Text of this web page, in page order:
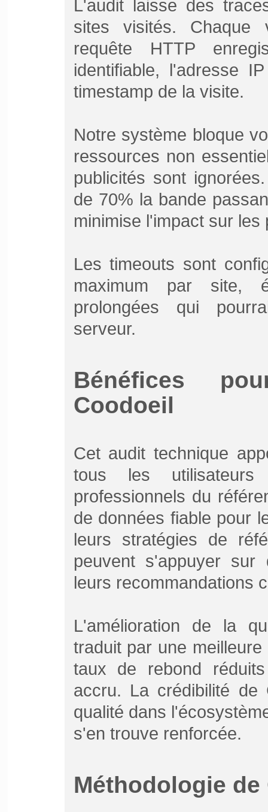
L'audit laisse des
sites visités. Chaque
requête HTTP
identifiable, l'adresse
timestamp de la visite.
Notre système bloque
ressources non
publicités sont
de 70% la bande
minimise l'impact sur
Les timeouts sont
maximum par site,
prolongées qui
serveur.
Bénéfices
Coodoeil
Cet audit technique
tous les
professionnels du
de données fiable pour
leurs stratégies de
peuvent s'appuyer sur
leurs recommandations
L'amélioration de la
traduit par une
taux de rebond
accru. La crédibilité de
qualité dans
s'en trouve renforcée.
Méthodologie